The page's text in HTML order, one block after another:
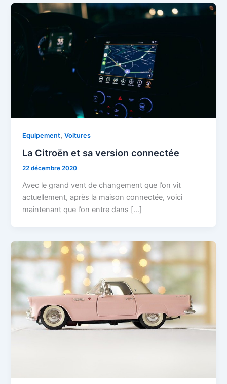
Equipement,Voitures
La Citroën et sa version connectée
22 décembre 2020
Avec le grand vent de changement que l’on vit
actuellement, après la maison connectée, voici
maintenant que l’on entre dans […]